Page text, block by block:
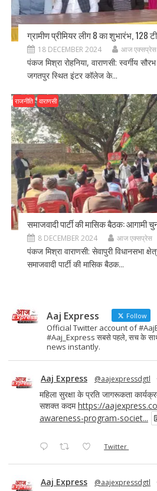
ग्रामीण प्रीमियर लीग 8 का शुभारंभ, 128
18 DECEMBER 2024 आज एक्सप्रेस
पंकज मिश्रा रोहनिया, वाराणसी: स्वर्गीय
जगतपुर स्थित इंटर कॉलेज के...
राजनीति वाराणसी
समाजवादी पार्टी की मासिक बैठक: आगामी
8 DECEMBER 2024 आज एक्सप्रेस
पंकज मिश्रा वाराणसी: सेवापुरी विधानसभा
समाजवादी पार्टी की मासिक बैठक...
Aaj Express Follow
Official Twitter account of
#Aaj_Express सबसे पहले, सच के
news instantly.
Aaj Express @aajexpressdgtl
महिला सुरक्षा के प्रति जागरूकता
सशक्त कदमhttps://
awareness-program-societ...
Twitter
Aaj Express @aajexpressdgtl